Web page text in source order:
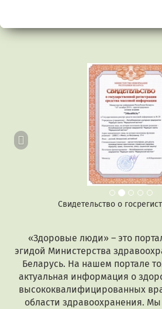
Свидетельство о
Предыдущий
«Здоровые люди» – это
эгидой Министерства
Беларусь. На нашем портале
актуальная информация о
высококвалифицированных
области здравоохранения.